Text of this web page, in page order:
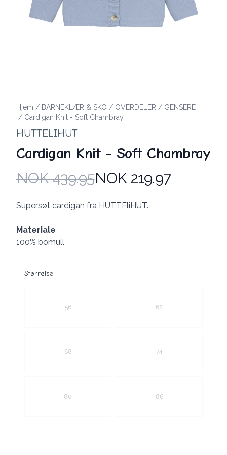
Hjem / BARNEKLÆR & SKO / OVERDELER / GENSERE
/ Cardigan Knit - Soft Chambray
HUTTELIHUT
Cardigan Knit - Soft Chambray
Produktdetaljer
NOK 439.95NOK 219.97
Description
Supersøt cardigan fra HUTTEliHUT.
Materiale
100% bomull
Størrelse
56 62
68 74
80 86